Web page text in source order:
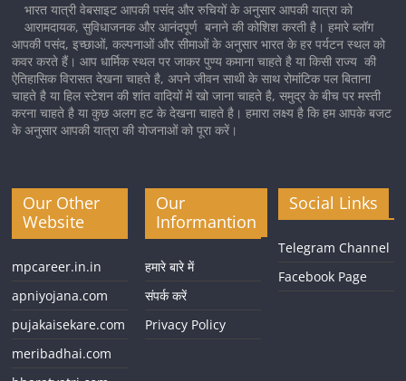
भारत यात्री वेबसाइट आपकी पसंद और रुचियों के अनुसार आपकी यात्रा को
आरामदायक, सुविधाजनक और आनंदपूर्ण बनाने की कोशिश करती है। हमारे ब्लॉग
आपकी पसंद, इच्छाओं, कल्पनाओं और सीमाओं के अनुसार भारत के हर पर्यटन स्थल को
कवर करते हैं। आप धार्मिक स्थल पर जाकर पुण्य कमाना चाहते है या किसी राज्य की
ऐतिहासिक विरासत देखना चाहते है, अपने जीवन साथी के साथ रोमांटिक पल बिताना
चाहते है या हिल स्टेशन की शांत वादियों में खो जाना चाहते है, समुद्र के बीच पर मस्ती
करना चाहते है या कुछ अलग हट के देखना चाहते है। हमारा लक्ष्य है कि हम आपके बजट
के अनुसार आपकी यात्रा की योजनाओं को पूरा करें।
Our Other
Website
mpcareer.in.in
apniyojana.com
pujakaisekare.com
meribadhai.com
Our
Informantion
हमारे बारे में
संपर्क करें
Privacy Policy
Social Links
Telegram Channel
Facebook Page